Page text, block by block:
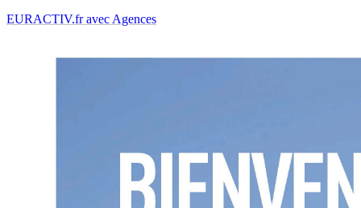
EURACTIV.fr avec Agences